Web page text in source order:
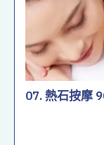
07. 熱石按摩